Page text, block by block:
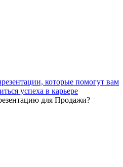
которые помогут вам
успеха в карьере
для Продажи?